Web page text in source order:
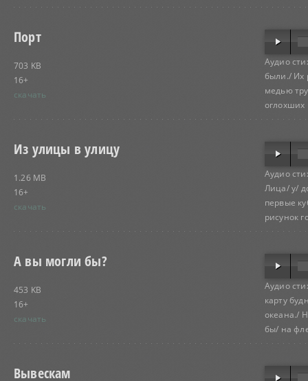
Порт
703 KB
16+
скачать
Аудио
были./ Их
медью
оглохших
Из улицы в улицу
1.26 MB
16+
скачать
Аудио
Лица/ у/
первые
рисунок
А вы могли бы?
453 KB
16+
скачать
Аудио
карту
океана./
бы/ на
Вывескам